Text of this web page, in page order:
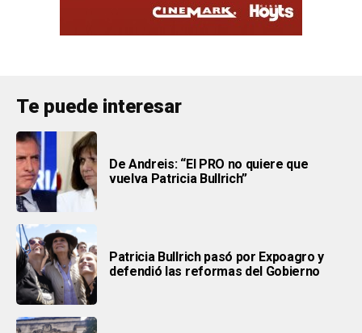
Te puede interesar
De Andreis: “El PRO no quiere que
vuelva Patricia Bullrich”
Patricia Bullrich pasó por Expoagro y
defendió las reformas del Gobierno